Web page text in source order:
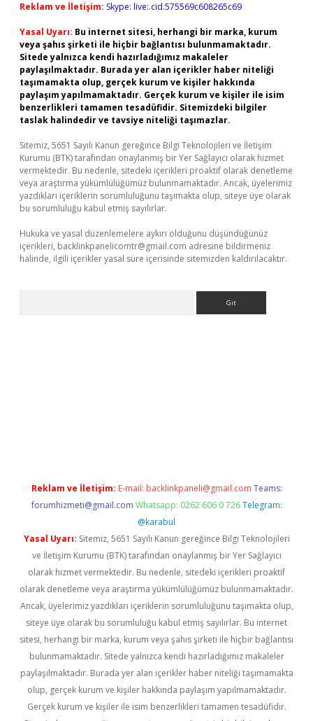
Reklam ve İletişim: Skype: live:.cid.575569c608265c69
Yasal Uyarı: Bu internet sitesi, herhangi bir marka, kurum
veya şahıs şirketi ile hiçbir bağlantısı bulunmamaktadır.
Sitede yalnızca kendi hazırladığımız makaleler
paylaşılmaktadır. Burada yer alan içerikler haber niteliği
taşımamakta olup, gerçek kurum ve kişiler hakkında
paylaşım yapılmamaktadır. Gerçek kurum ve kişiler ile isim
benzerlikleri tamamen tesadüfidir. Sitemizdeki bilgiler
taslak halindedir ve tavsiye niteliği taşımazlar.
Sitemiz, 5651 Sayılı Kanun gereğince Bilgi Teknolojileri ve İletişim
Kurumu (BTK) tarafından onaylanmış bir Yer Sağlayıcı olarak hizmet
vermektedir. Bu nedenle, sitedeki içerikleri proaktif olarak denetleme
veya araştırma yükümlülüğümüz bulunmamaktadır. Ancak, üyelerimiz
yazdıkları içeriklerin sorumluluğunu taşımakta olup, siteye üye olarak
bu sorumluluğu kabul etmiş sayılırlar.
Hukuka ve yasal düzenlemelere aykırı olduğunu düşündüğünüz
içerikleri, backlinkpanelicomtr@gmail.com adresine bildirmeniz
halinde, ilgili içerikler yasal süre içerisinde sitemizden kaldırılacaktır.
Reklam ve İletişim: E-mail: backlinkpaneli@gmail.com Teams:
forumhizmeti@gmail.com Whatsapp: 0262 606 0 726 Telegram:
@karabul
Yasal Uyarı: Sitemiz, 5651 Sayılı Kanun gereğince Bilgi Teknolojileri
ve İletişim Kurumu (BTK) tarafından onaylanmış bir Yer Sağlayıcı
olarak hizmet vermektedir. Bu nedenle, sitedeki içerikleri proaktif
olarak denetleme veya araştırma yükümlülüğümüz bulunmamaktadır.
Ancak, üyelerimiz yazdıkları içeriklerin sorumluluğunu taşımakta olup,
siteye üye olarak bu sorumluluğu kabul etmiş sayılırlar. Bu internet
sitesi, herhangi bir marka, kurum veya şahıs şirketi ile hiçbir bağlantısı
bulunmamaktadır. Sitede yalnızca kendi hazırladığımız makaleler
paylaşılmaktadır. Burada yer alan içerikler haber niteliği taşımamakta
olup, gerçek kurum ve kişiler hakkında paylaşım yapılmamaktadır.
Gerçek kurum ve kişiler ile isim benzerlikleri tamamen tesadüfidir.